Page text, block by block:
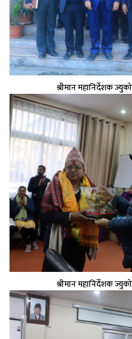
श्रीमान महानिर्देशक
श्रीमान महानिर्देशक